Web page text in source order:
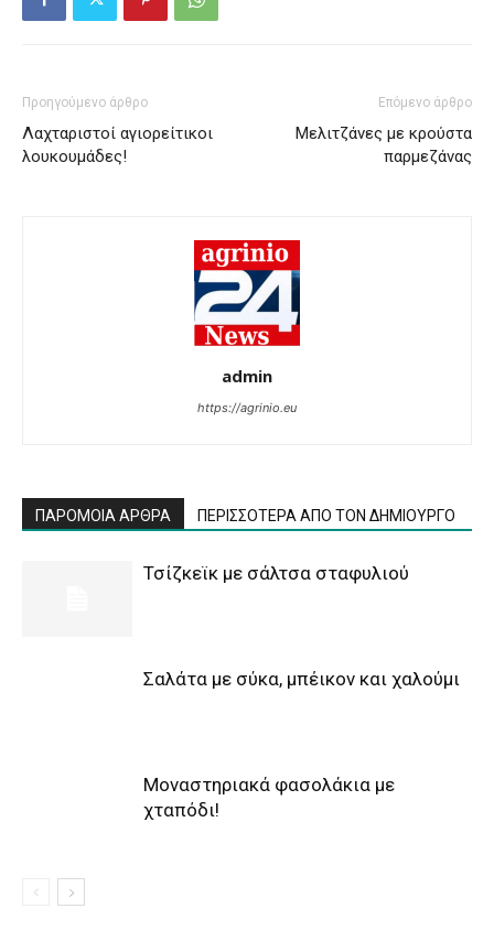
Προηγούμενο άρθρο
Λαχταριστοί αγιορείτικοι
λουκουμάδες!
Επόμενο άρθρο
Μελιτζάνες με κρούστα
παρμεζάνας
admin
https://agrinio.eu
ΠΑΡΟΜΟΙΑ ΑΡΘΡΑ ΠΕΡΙΣΣΟΤΕΡΑ ΑΠΟ ΤΟΝ ΔΗΜΙΟΥΡΓΟ
Τσίζκεϊκ με σάλτσα σταφυλιού
Σαλάτα με σύκα, μπέικον και χαλούμι
Μοναστηριακά φασολάκια με
χταπόδι!